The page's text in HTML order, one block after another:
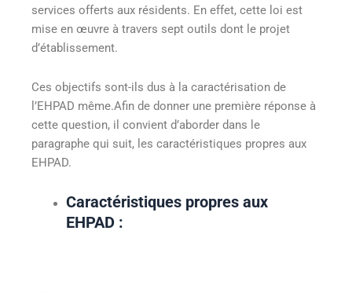
services offerts aux résidents. En effet, cette loi est
mise en œuvre à travers sept outils dont le projet
d’établissement.
Ces objectifs sont-ils dus à la caractérisation de
l’EHPAD même.Afin de donner une première réponse à
cette question, il convient d’aborder dans le
paragraphe qui suit, les caractéristiques propres aux
EHPAD.
Caractéristiques propres aux
EHPAD: